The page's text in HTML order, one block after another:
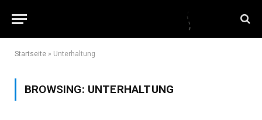
Startseite » Unterhaltung
BROWSING: UNTERHALTUNG